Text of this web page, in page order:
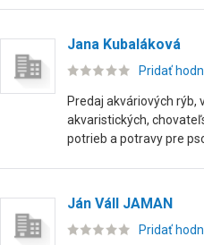
Jana Kubaláková
Pridať
Predaj akváriových rýb,
akvaristických,
potrieb a potravy pre
Ján Váll JAMAN
Pridať